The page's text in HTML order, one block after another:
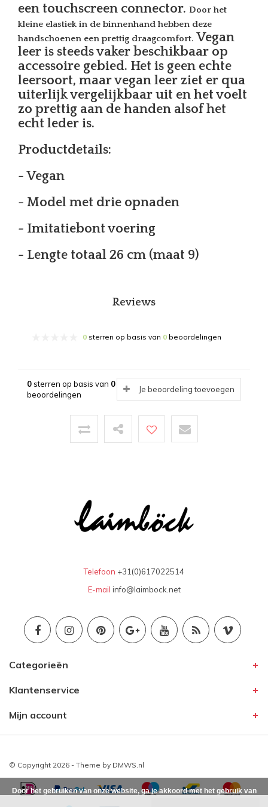
een touchscreen connector. Door het
kleine elastiek in de binnenhand hebben deze
handschoenen een prettig draagcomfort. Vegan
leer is steeds vaker beschikbaar op
accessoire gebied. Het is geen echte
leersoort, maar vegan leer ziet er qua
uiterlijk vergelijkbaar uit en het voelt
zo prettig aan de handen alsof het
echt leder is.
Productdetails:
- Vegan
- Model met drie opnaden
- Imitatiebont voering
- Lengte totaal 26 cm (maat 9)
Reviews
0 sterren op basis van 0 beoordelingen
0sterren op basis van 0
beoordelingen
Je beoordeling toevoegen
Telefoon +31(0)617022514
E-mail info@laimbock.net
Categorieën
Klantenservice
Mijn account
© Copyright 2026 - Theme by DMWS.nl
Door het gebruiken van onze website, ga je akkoord met het gebruik van